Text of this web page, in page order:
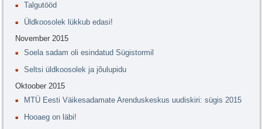
Talgutööd
Üldkoosolek lükkub edasi!
November 2015
Soela sadam oli esindatud Sügistormil
Seltsi üldkoosolek ja jõulupidu
Oktoober 2015
MTÜ Eesti Väikesadamate Arenduskeskus uudiskiri: sügis 2015
Hooaeg on läbi!